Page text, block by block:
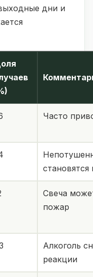
дни и
Часто
Свеча
пожар
Алкоголь
реакции